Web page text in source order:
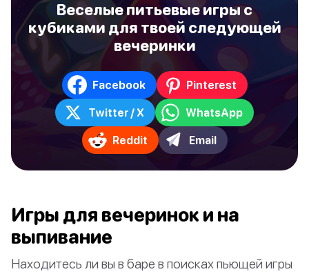
Веселые питьевые игры с
кубиками для твоей следующей
вечеринки
Facebook Pinterest
Twitter / X WhatsApp
Reddit Email
Игры для вечеринок и на
выпивание
Находитесь ли вы в баре в поисках пьющей игры